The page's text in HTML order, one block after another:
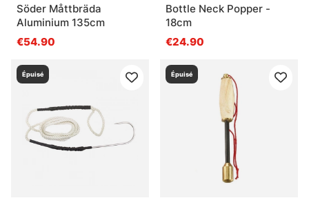
Söder Måttbräda
Aluminium 135cm
€54.90
Bottle Neck Popper -
18cm
€24.90
Épuisé Épuisé